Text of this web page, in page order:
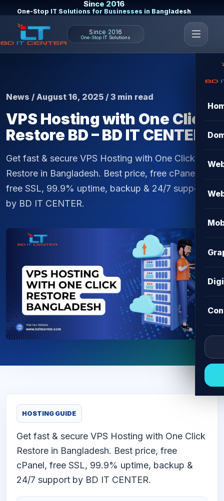
Since 2016
One-Stop IT Solutions for Businesses in Bangladesh
Since 2016
One-Stop IT Solutions
News / August 16, 2025 / 3 min read
VPS Hosting with One Click
Restore BD – BD IT CENTER
Get fast & secure VPS Hosting with One Click
Restore in Bangladesh. Best price, free cPanel,
free SSL, 99.9% uptime, backup & 24/7 support
by BD IT CENTER.
HOSTING GUIDE
Get fast & secure VPS Hosting with One Click
Restore in Bangladesh. Best price, free
cPanel, free SSL, 99.9% uptime, backup &
24/7 support by BD IT CENTER.